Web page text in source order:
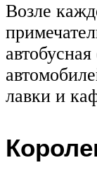
Возле
лавки и